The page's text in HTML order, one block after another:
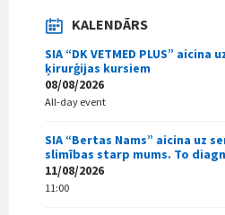
KALENDĀRS
SIA “DK VETMED PLUS”
ķirurģijas kursiem
08/08/2026
All-day event
SIA “Bertas Nams” aicina uz
slimības starp mums. To
11/08/2026
11:00